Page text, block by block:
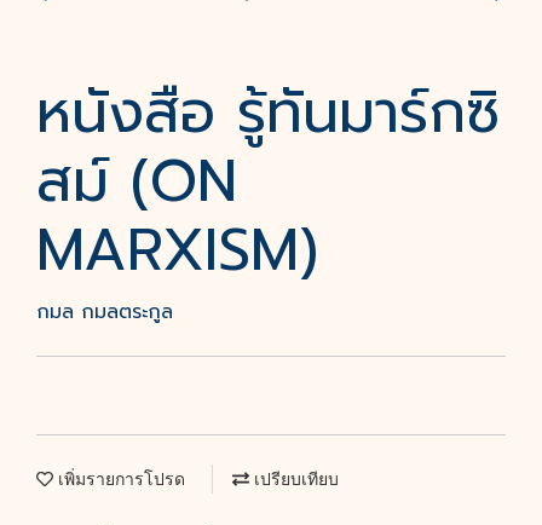
หนังสือ รู้ทันมาร์กซิ
สม์ (ON
MARXISM)
กมล กมลตระกูล
เพิ่มรายการโปรด เปรียบเทียบ